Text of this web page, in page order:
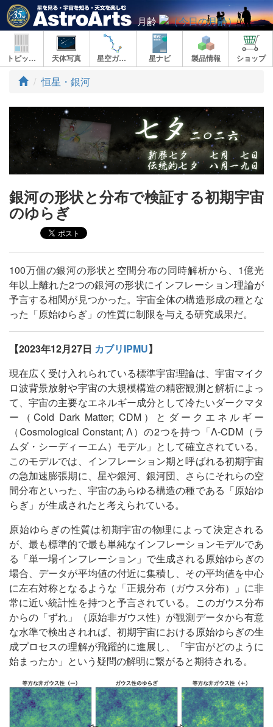
月齢
トピックス 天体写真 星空ガイド 星ナビ 製品情報 ショップ
ト
プ
恒星・銀河
銀河の形状と分布で検証する初期宇宙
のゆらぎ
100万個の銀河の形状と空間分布の同時解析から、1億光
年以上離れた2つの銀河の形状にインフレーション理論が
予言する相関が見つかった。宇宙全体の構造形成の種とな
った「原始ゆらぎ」の性質に制限を与える研究成果だ。
【2023年12月27日 カブリIPMU】
現在広く受け入れられている標準宇宙理論は、宇宙マイク
ロ波背景放射や宇宙の大規模構造の精密観測と解析によっ
て、宇宙の主要なエネルギー成分として冷たいダークマタ
ー（Cold Dark Matter; CDM）とダークエネルギー
（Cosmological Constant; Λ）の2つを持つ「Λ-CDM（ラ
ムダ・シーディーエム）モデル」として確立されている。
このモデルでは、インフレーション期と呼ばれる初期宇宙
の急加速膨張期に、星や銀河、銀河団、さらにそれらの空
間分布といった、宇宙のあらゆる構造の種である「原始ゆ
らぎ」が生成されたと考えられている。
原始ゆらぎの性質は初期宇宙の物理によって決定される
が、最も標準的で最も単純なインフレーションモデルであ
る「単一場インフレーション」で生成される原始ゆらぎの
場合、データが平均値の付近に集積し、その平均値を中心
に左右対称となるような「正規分布（ガウス分布）」に非
常に近い統計性を持つと予言されている。このガウス分布
からの「ずれ」（原始非ガウス性）が観測データから有意
な水準で検出されれば、初期宇宙における原始ゆらぎの生
成プロセスの理解が飛躍的に進展し、「宇宙がどのように
始まったか」という疑問の解明に繋がると期待される。